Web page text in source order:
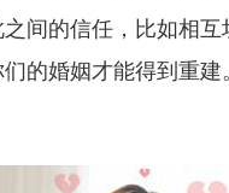
间的信任，比如相
的婚姻才能得到重建